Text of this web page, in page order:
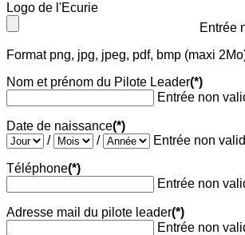
Logo de l'Ecurie
Entrée
Format png, jpg, jpeg, pdf, bmp (maxi
Nom et prénom du Pilote Leader(*)
Entrée non
Date de naissance(*)
/
/ Entrée non
Téléphone(*)
Entrée non
Adresse mail du pilote leader(*)
Entrée non